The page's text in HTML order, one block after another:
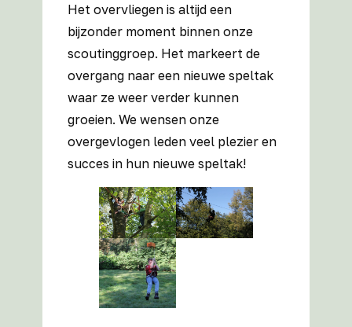
Het overvliegen is altijd een
bijzonder moment binnen onze
scoutinggroep. Het markeert de
overgang naar een nieuwe speltak
waar ze weer verder kunnen
groeien. We wensen onze
overgevlogen leden veel plezier en
succes in hun nieuwe speltak!